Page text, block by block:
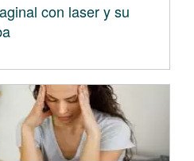
con laser y su